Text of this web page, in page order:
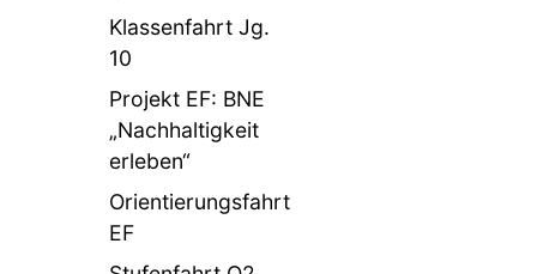
Klassenfahrt Jg.
10
Projekt EF: BNE
„Nachhaltigkeit
erleben“
Orientierungsfahrt
EF